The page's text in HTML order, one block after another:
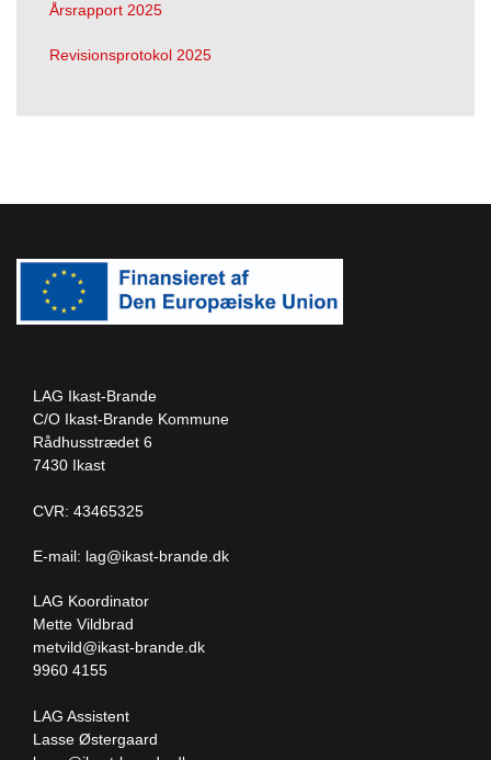
Årsrapport 2025
Revisionsprotokol 2025
LAG Ikast-Brande
C/O Ikast-Brande Kommune
Rådhusstrædet 6
7430 Ikast
CVR: 43465325
E-mail: lag@ikast-brande.dk
LAG Koordinator
Mette Vildbrad
metvild@ikast-brande.dk
9960 4155
LAG Assistent
Lasse Østergaard